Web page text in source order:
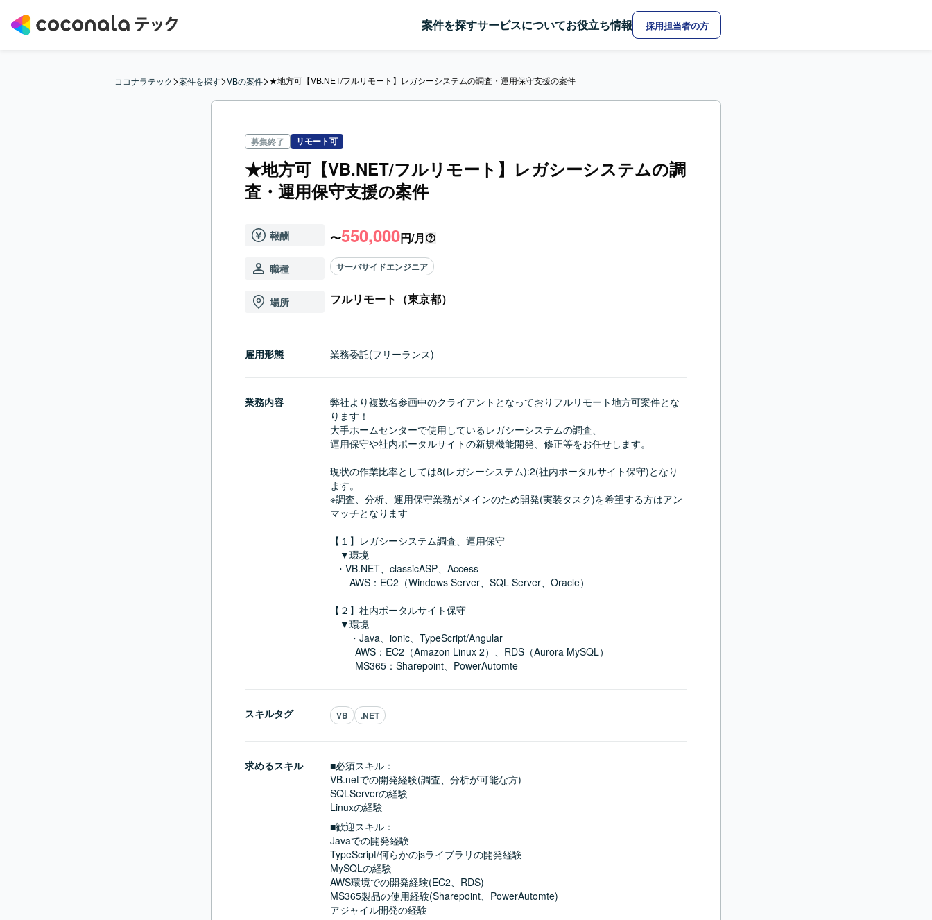
案件を探すサービスについてお役立ち情報 採用担当者の方
ココナラテック>案件を探す>VBの案件>★地方可【VB.NET/フルリモート】レガシーシステムの調査・運用保守支援の案件
募集終了 リモート可
★地方可【VB.NET/フルリモート】レガシーシステムの調
査・運用保守支援の案件
報酬 〜550,000円/月
職種 サーバサイドエンジニア
場所 フルリモート（東京都）
雇用形態 業務委託(フリーランス)
業務内容
弊社より複数名参画中のクライアントとなっておりフルリモート地方可案件とな
ります！
大手ホームセンターで使用しているレガシーシステムの調査、
運用保守や社内ポータルサイトの新規機能開発、修正等をお任せします。
現状の作業比率としては8(レガシーシステム):2(社内ポータルサイト保守)となり
ます。
※調査、分析、運用保守業務がメインのため開発(実装タスク)を希望する方はアン
マッチとなります
【１】レガシーシステム調査、運用保守
▼環境
AWS：EC2（Windows Server、SQL Server、Oracle）
【２】社内ポータルサイト保守
▼環境
・Java、ionic、TypeScript/Angular
AWS：EC2（Amazon Linux 2）、RDS（Aurora MySQL）
MS365：Sharepoint、PowerAutomte
スキルタグ VB .NET
求めるスキル
■必須スキル：
VB.netでの開発経験(調査、分析が可能な方)
SQLServerの経験
Linuxの経験
■歓迎スキル：
Javaでの開発経験
TypeScript/何らかのjsライブラリの開発経験
MySQLの経験
AWS環境での開発経験(EC2、RDS)
MS365製品の使用経験(Sharepoint、PowerAutomte)
アジャイル開発の経験